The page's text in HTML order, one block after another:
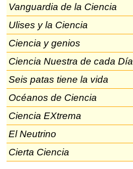
Vanguardia de la Ciencia
Ulises y la Ciencia
Ciencia y genios
Ciencia Nuestra de cada Día
Seis patas tiene la vida
Océanos de Ciencia
Ciencia EXtrema
El Neutrino
Cierta Ciencia